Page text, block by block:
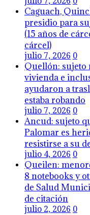
Caguach,
presidio para
(15 años de
cárcel)
julio 7, 2026 0
Quellón: sujeto
vivienda e
ayudaron a
estaba robando
julio 7, 2026 0
Ancud: sujeto
Palomar es
resistirse a su
julio 4, 2026 0
Queilen:
8 notebooks y
de Salud
de citación
julio 2, 2026 0